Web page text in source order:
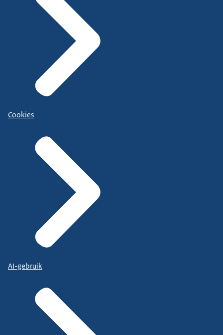
Cookies
AI-gebruik